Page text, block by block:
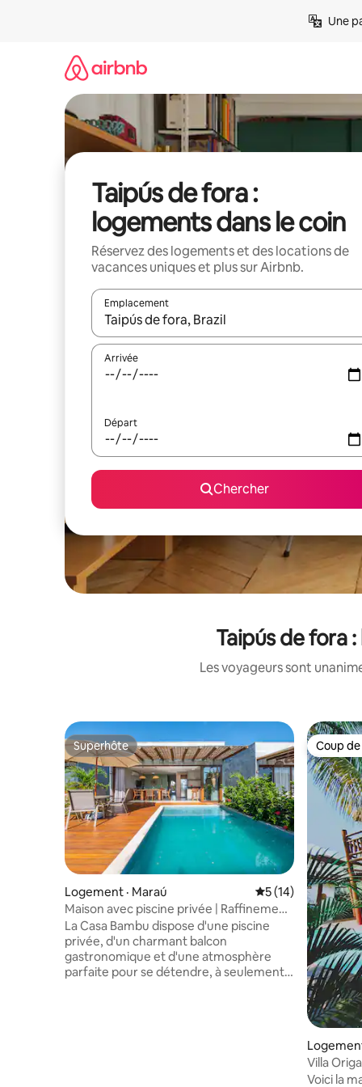
Une
Taipús de fora :
logements dans le coin
Réservez des logements et des locations de
vacances uniques et plus sur Airbnb.
Emplacement
Quand les résultats sont affichés, parcourez-les
Arrivée
Départ
Chercher
Taipús de fora
Les voyageurs sont
Superhôte
Superhôte
Logement · Maraú Note moyenne de
5 (14)
Maison avec piscine privée | Raffinement
et confort
La Casa Bambu dispose d'une piscine
privée, d'un charmant balcon
gastronomique et d'une atmosphère
parfaite pour se détendre, à seulement
Coup
Coup
Villa
de la
Voici la